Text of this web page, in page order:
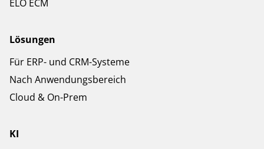
ELO ECM
Lösungen
Für ERP- und CRM-Systeme
Nach Anwendungsbereich
Cloud & On-Prem
KI